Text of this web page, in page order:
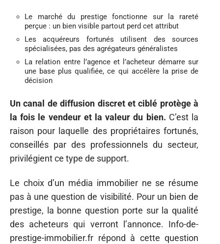
Le marché du prestige fonctionne sur la rareté
perçue : un bien visible partout perd cet attribut
Les acquéreurs fortunés utilisent des sources
spécialisées, pas des agrégateurs généralistes
La relation entre l’agence et l’acheteur démarre sur
une base plus qualifiée, ce qui accélère la prise de
décision
Un canal de diffusion discret et ciblé protège à
la fois le vendeur et la valeur du bien. C’est la
raison pour laquelle des propriétaires fortunés,
conseillés par des professionnels du secteur,
privilégient ce type de support.
Le choix d’un média immobilier ne se résume
pas à une question de visibilité. Pour un bien de
prestige, la bonne question porte sur la qualité
des acheteurs qui verront l’annonce. Info-de-
prestige-immobilier.fr répond à cette question